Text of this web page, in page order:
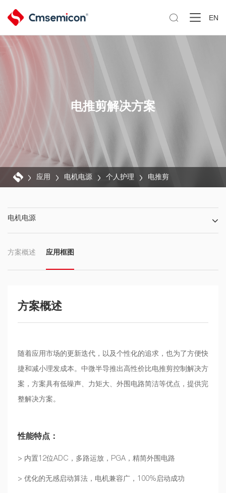
 EN
电推剪解决方案
应用 电机电源 个人护理 电推剪
电机电源
方案概述 应用框图
方案概述
随着应用市场的更新迭代，以及个性化的追求，也为了方便快
捷和减小理发成本。中微半导推出高性价比电推剪控制解决方
案，方案具有低噪声、力矩大、外围电路简洁等优点，提供完
整解决方案。
性能特点：
> 内置12位ADC，多路运放，PGA，精简外围电路
> 优化的无感启动算法，电机兼容广，100%启动成功